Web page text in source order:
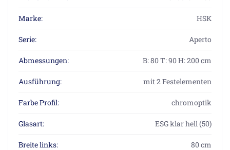
Marke: HSK
Serie: Aperto
Abmessungen: B: 80 T: 90 H: 200 cm
Ausführung: mit 2 Festelementen
Farbe Profil: chromoptik
Glasart: ESG klar hell (50)
Breite links: 80 cm